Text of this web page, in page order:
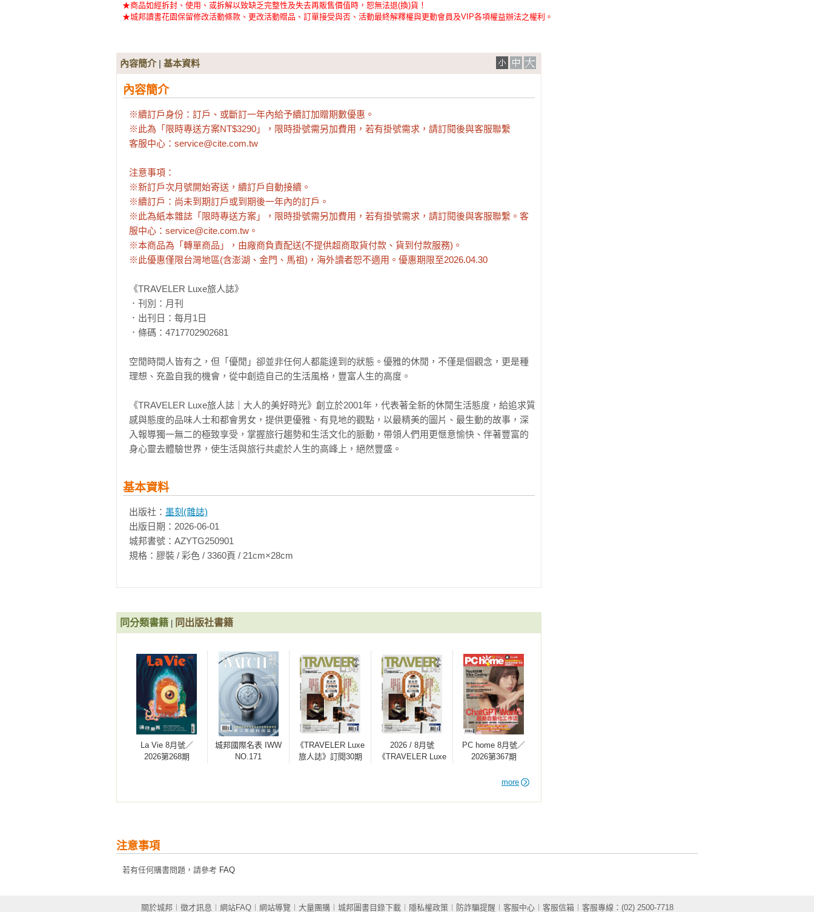
★商品如經拆封、使用、或拆解以致缺乏完整性及失去再販售價值時，恕無法退(換)貨！
★城邦讀書花園保留修改活動條款、更改活動贈品、訂單接受與否、活動最終解釋權與更動會員及VIP各項權益辦法之權利。
內容簡介| 基本資料
內容簡介
※續訂戶身份：訂戶、或斷訂一年內給予續訂加贈期數優惠。
※此為「限時專送方案NT$3290」，限時掛號需另加費用，若有掛號需求，請訂閱後與客服聯繫
客服中心：service@cite.com.tw
注意事項：
※新訂戶次月號開始寄送，續訂戶自動接續。
※續訂戶：尚未到期訂戶或到期後一年內的訂戶。
※此為紙本雜誌「限時專送方案」，限時掛號需另加費用，若有掛號需求，請訂閱後與客服聯繫。客
服中心：service@cite.com.tw。
※本商品為「轉單商品」，由廠商負責配送(不提供超商取貨付款、貨到付款服務)。
※此優惠僅限台灣地區(含澎湖、金門、馬祖)，海外讀者恕不適用。優惠期限至2026.04.30
《TRAVELER Luxe旅人誌》
．刊別：月刊
．出刊日：每月1日
．條碼：4717702902681
空閒時間人皆有之，但「優閒」卻並非任何人都能達到的狀態。優雅的休閒，不僅是個觀念，更是種
理想、充盈自我的機會，從中創造自己的生活風格，豐富人生的高度。
《TRAVELER Luxe旅人誌｜大人的美好時光》創立於2001年，代表著全新的休閒生活態度，給追求質
感與態度的品味人士和都會男女，提供更優雅、有見地的觀點，以最精美的圖片、最生動的故事，深
入報導獨一無二的極致享受，掌握旅行趨勢和生活文化的脈動，帶領人們用更愜意愉快、伴著豐富的
身心靈去體驗世界，使生活與旅行共處於人生的高峰上，絕然豐盛。
基本資料
出版社： 墨刻(雜誌)
出版日期：2026-06-01
城邦書號：AZYTG250901
規格：膠裝 / 彩色 / 3360頁 / 21cm×28cm
同分類書籍 同出版社書籍
La Vie 8月號／
2026第268期
城邦國際名表 IWW
NO.171
《TRAVELER Luxe
旅人誌》訂閱30期
助旅行2024-2025─
2026 / 8月號
《TRAVELER Luxe
片相機與老派娛樂
PC home 8月號／
2026第367期
more
注意事項
若有任何購書問題，請參考 FAQ
關於城邦︱ 徵才訊息 網站FAQ︱ 網站導覽︱ 大量團購︱ 城邦圖書目錄下載︱ 隱私權政策︱ 防詐騙提醒 客服中心︱ 客服信箱︱客服專線：(02) 2500-7718